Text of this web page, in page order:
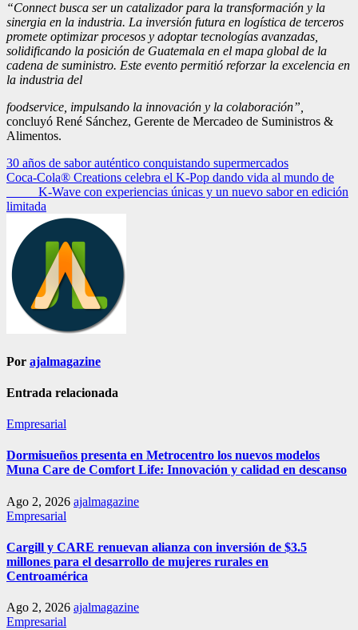
“Connect busca ser un catalizador para la transformación y la
sinergia en la industria. La inversión futura en logística de terceros
promete optimizar procesos y adoptar tecnologías avanzadas,
solidificando la posición de Guatemala en el mapa global de la
cadena de suministro. Este evento permitió reforzar la excelencia en
la industria del
foodservice, impulsando la innovación y la colaboración”,
concluyó René Sánchez, Gerente de Mercadeo de Suministros &
Alimentos.
Navegación
de
entradas
30 años de sabor auténtico conquistando supermercados
Coca-Cola® Creations celebra el K-Pop dando vida al mundo de
K-Wave con experiencias únicas y un nuevo sabor en edición
limitada
Por ajalmagazine
Entrada relacionada
Empresarial
Dormisueños presenta en Metrocentro los nuevos modelos
Muna Care de Comfort Life: Innovación y calidad en descanso
Ago 2, 2026 ajalmagazine
Empresarial
Cargill y CARE renuevan alianza con inversión de $3.5
millones para el desarrollo de mujeres rurales en
Centroamérica
Ago 2, 2026 ajalmagazine
Empresarial